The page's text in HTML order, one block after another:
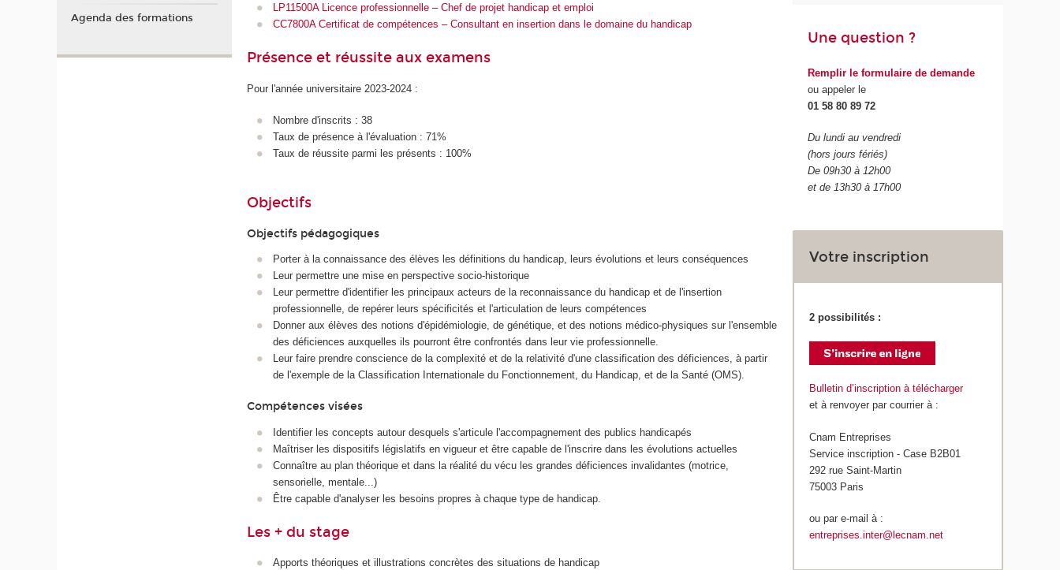
LP11500A Licence professionnelle – Chef de projet handicap et emploi
CC7800A Certificat de compétences – Consultant en insertion dans le domaine du handicap
Présence et réussite aux examens
Pour l'année universitaire 2023-2024 :
Nombre d'inscrits : 38
Taux de présence à l'évaluation : 71%
Taux de réussite parmi les présents : 100%
Objectifs
Objectifs pédagogiques
Porter à la connaissance des élèves les définitions du handicap, leurs évolutions et leurs conséquences
Leur permettre une mise en perspective socio-historique
Leur permettre d'identifier les principaux acteurs de la reconnaissance du handicap et de l'insertion
professionnelle, de repérer leurs spécificités et l'articulation de leurs compétences
Donner aux élèves des notions d'épidémiologie, de génétique, et des notions médico-physiques sur l'ensemble
des déficiences auxquelles ils pourront être confrontés dans leur vie professionnelle.
Leur faire prendre conscience de la complexité et de la relativité d'une classification des déficiences, à partir
de l'exemple de la Classification Internationale du Fonctionnement, du Handicap, et de la Santé (OMS).
Compétences visées
Identifier les concepts autour desquels s'articule l'accompagnement des publics handicapés
Maîtriser les dispositifs législatifs en vigueur et être capable de l'inscrire dans les évolutions actuelles
Connaître au plan théorique et dans la réalité du vécu les grandes déficiences invalidantes (motrice,
sensorielle, mentale...)
Être capable d'analyser les besoins propres à chaque type de handicap.
Les + du stage
Apports théoriques et illustrations concrètes des situations de handicap
Une question ?
Remplir le formulaire de demande
ou appeler le
01 58 80 89 72
Du lundi au vendredi
(hors jours fériés)
De 09h30 à 12h00
et de 13h30 à 17h00
Votre inscription
2 possibilités :
Bulletin d’inscription à télécharger
et à renvoyer par courrier à :
Cnam Entreprises
Service inscription - Case B2B01
292 rue Saint-Martin
75003 Paris
ou par e-mail à :
entreprises.inter@lecnam.net
Agenda des formations